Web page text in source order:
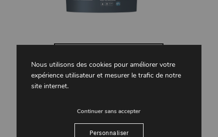
11 mars 2020
Nous utilisons des cookies pour améliorer votre
expérience utilisateur et mesurer le trafic de notre
site internet.
Continuer sans accepter
Personnaliser